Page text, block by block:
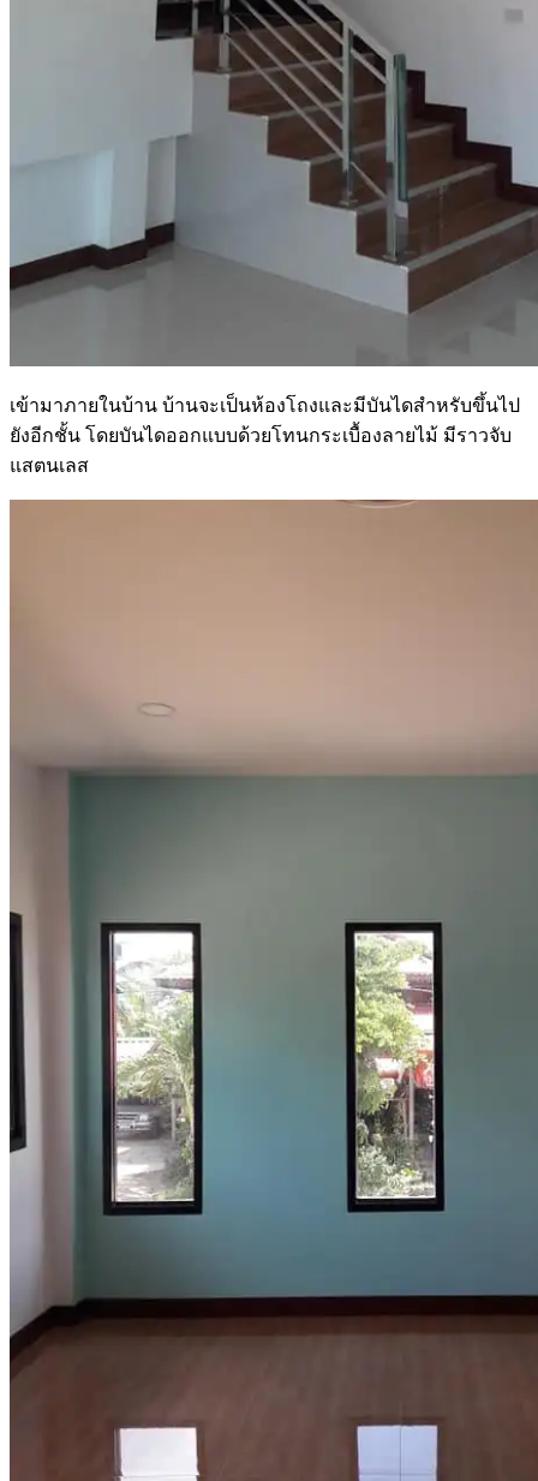
เข้ามาภายในบ้าน บ้านจะเป็นห้องโถงและมีบันไดสำหรับขึ้นไป
ยังอีกชั้น โดยบันไดออกแบบด้วยโทนกระเบื้องลายไม้ มีราวจับ
แสตนเลส